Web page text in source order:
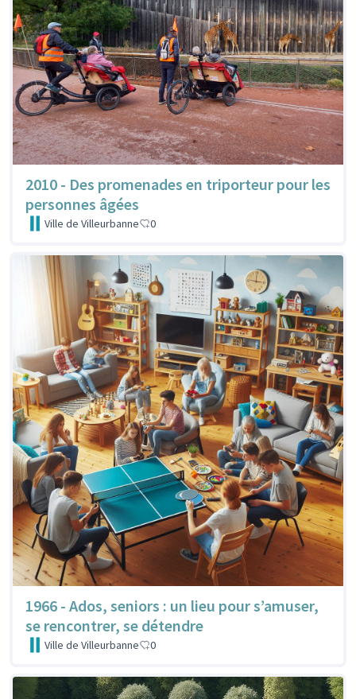
2010 - Des promenades en triporteur pour les
personnes âgées
Ville de Villeurbanne 0
1966 - Ados, seniors : un lieu pour s’amuser,
se rencontrer, se détendre
Ville de Villeurbanne 0